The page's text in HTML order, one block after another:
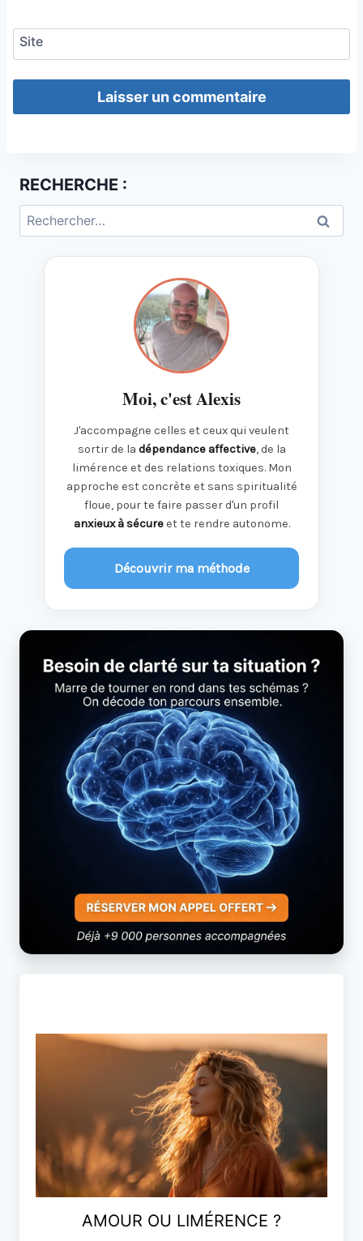
Site
RECHERCHE :
Rechercher :
Moi, c'est Alexis
J'accompagne celles et ceux qui veulent
sortir de la dépendance affective, de la
limérence et des relations toxiques. Mon
approche est concrète et sans spiritualité
floue, pour te faire passer d'un profil
anxieux à sécureet te rendre autonome.
Découvrir ma méthode
AMOUR OU LIMÉRENCE ?